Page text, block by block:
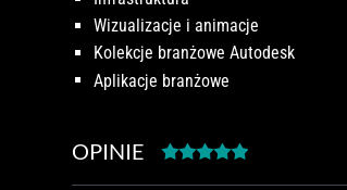
Wizualizacje i animacje
Kolekcje branżowe Autodesk
Aplikacje branżowe
OPINIE